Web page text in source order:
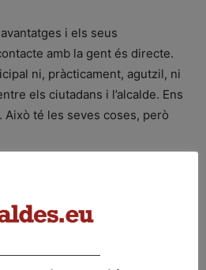
i els seus
amb la gent és directe.
ni, pràcticament, agutzil, ni
els ciutadans i l’alcalde. Ens
Això té les seves coses, però
ho als ciutadans. Però pel que a
M’han permès fer el